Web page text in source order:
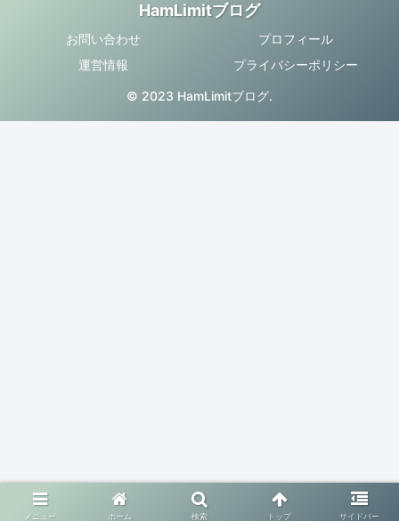
HamLimitブログ
お問い合わせ
プロフィール
運営情報
プライバシーポリシー
© 2023 HamLimitブログ.
メニュー ホーム 検索 トップ サイドバー